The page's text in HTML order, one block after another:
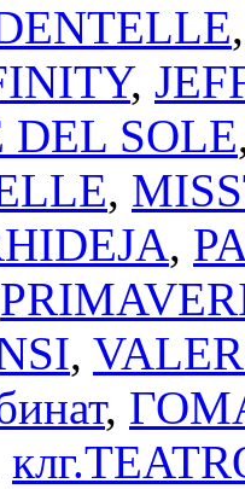
,
DEL SOLE
,
,
,
,